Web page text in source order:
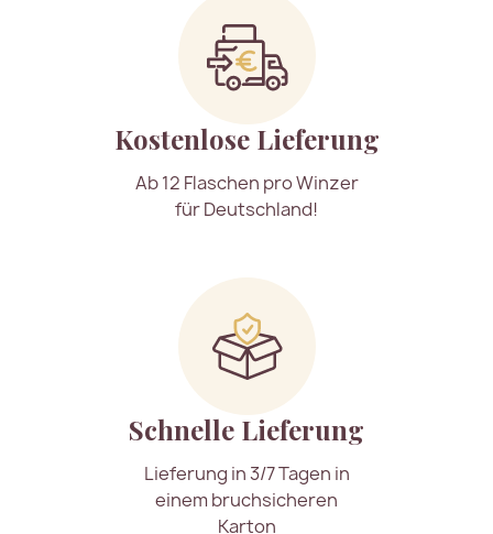
Kostenlose Lieferung
Ab 12 Flaschen pro Winzer
für Deutschland!
Schnelle Lieferung
Lieferung in 3/7 Tagen in
einem bruchsicheren
Karton